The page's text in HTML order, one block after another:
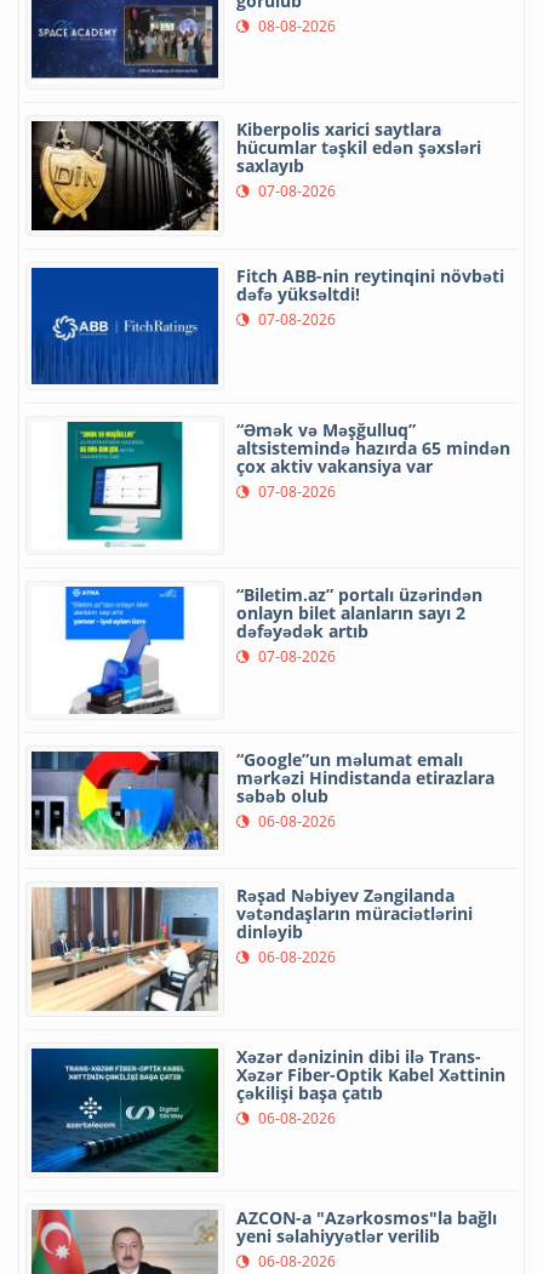
08-08-2026
Kiberpolis xarici saytlara
hücumlar təşkil edən şəxsləri
saxlayıb
07-08-2026
Fitch ABB-nin reytinqini növbəti
dəfə yüksəltdi!
07-08-2026
“Əmək və Məşğulluq”
altsistemində hazırda 65 mindən
çox aktiv vakansiya var
07-08-2026
“Biletim.az” portalı üzərindən
onlayn bilet alanların sayı 2
dəfəyədək artıb
07-08-2026
“Google”un məlumat emalı
mərkəzi Hindistanda etirazlara
səbəb olub
06-08-2026
Rəşad Nəbiyev Zəngilanda
vətəndaşların müraciətlərini
dinləyib
06-08-2026
Xəzər dənizinin dibi ilə Trans-
Xəzər Fiber-Optik Kabel Xəttinin
çəkilişi başa çatıb
06-08-2026
AZCON-a "Azərkosmos"la bağlı
yeni səlahiyyətlər verilib
06-08-2026